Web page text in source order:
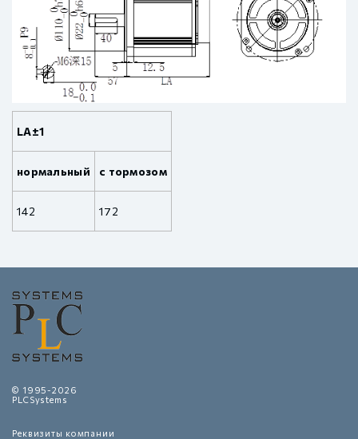
LA±1
нормальный с тормозом
142 172
© 1995-2026
PLCSystems
Реквизиты компании